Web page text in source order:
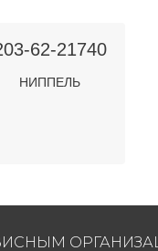
62-21740
НИППЕЛЬ